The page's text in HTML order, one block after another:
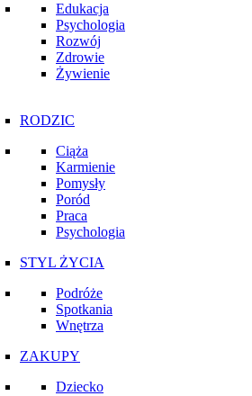
Edukacja
Psychologia
Rozwój
Zdrowie
Żywienie
RODZIC
Ciąża
Karmienie
Pomysły
Poród
Praca
Psychologia
STYL ŻYCIA
Podróże
Spotkania
Wnętrza
ZAKUPY
Dziecko